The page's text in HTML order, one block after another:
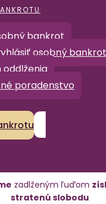
bankrot
osobný
oddlženia
poradenstvo
zadlženým ľuďom
stratenú slobodu